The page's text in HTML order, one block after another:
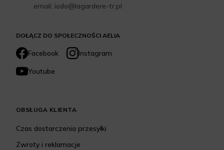
DOŁĄCZ DO SPOŁECZNOŚCI AELIA
Facebook
Instagram
Youtube
email: iodo@lagardere-tr.pl
OBSŁUGA KLIENTA
Czas dostarczenia przesyłki
Zwroty i reklamacje